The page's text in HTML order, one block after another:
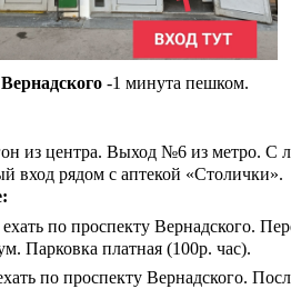
-1 минута пешком.
из центра. Выход №6 из метро. С
вход рядом с аптекой «Столички».
ехать по проспекту Вернадского.
Парковка платная (100р. час).
по проспекту Вернадского.